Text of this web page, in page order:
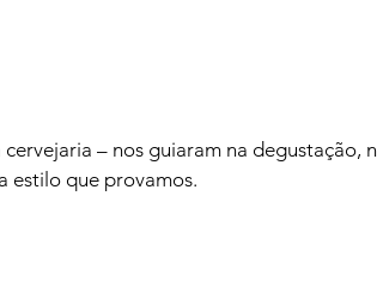
– nos guiaram na degustação,
estilo que provamos.